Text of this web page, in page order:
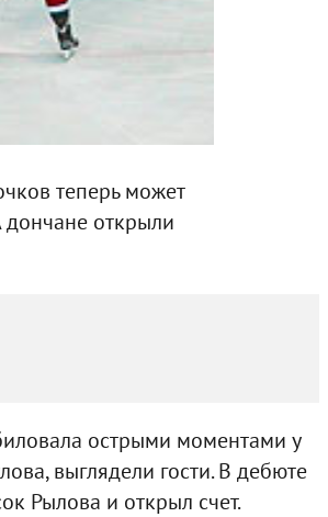
теперь может
дончане открыли
острыми моментами у
выглядели гости. В дебюте
Рылова и открыл счет.